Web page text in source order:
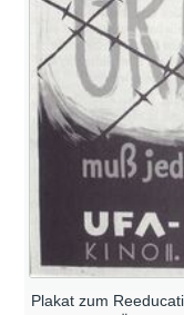
Plakat zum